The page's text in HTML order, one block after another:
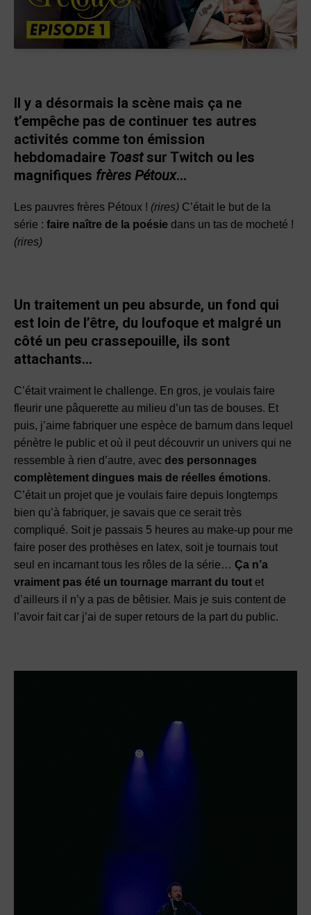
Il y a désormais la scène mais ça ne
t’empêche pas de continuer tes autres
activités comme ton émission
hebdomadaire Toastsur Twitch ou les
magnifiques frères Pétoux…
Les pauvres frères Pétoux ! (rires) C’était le but de la
série : faire naître de la poésie dans un tas de mocheté !
(rires)
Un traitement un peu absurde, un fond qui
est loin de l’être, du loufoque et malgré un
côté un peu crassepouille, ils sont
attachants…
C’était vraiment le challenge. En gros, je voulais faire
fleurir une pâquerette au milieu d’un tas de bouses. Et
puis, j’aime fabriquer une espèce de barnum dans lequel
pénètre le public et où il peut découvrir un univers qui ne
ressemble à rien d’autre, avec des personnages
complètement dingues mais de réelles émotions.
C’était un projet que je voulais faire depuis longtemps
bien qu’à fabriquer, je savais que ce serait très
compliqué. Soit je passais 5 heures au make-up pour me
faire poser des prothèses en latex, soit je tournais tout
seul en incarnant tous les rôles de la série… Ça n’a
vraiment pas été un tournage marrant du tout et
d’ailleurs il n’y a pas de bêtisier. Mais je suis content de
l’avoir fait car j’ai de super retours de la part du public.